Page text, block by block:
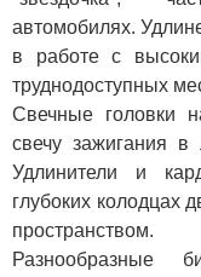
автомобилях.
в работе с
труднодоступных
Свечные головки
свечу зажигания
Удлинители и
глубоких колодцах
пространством.
Разнообразные